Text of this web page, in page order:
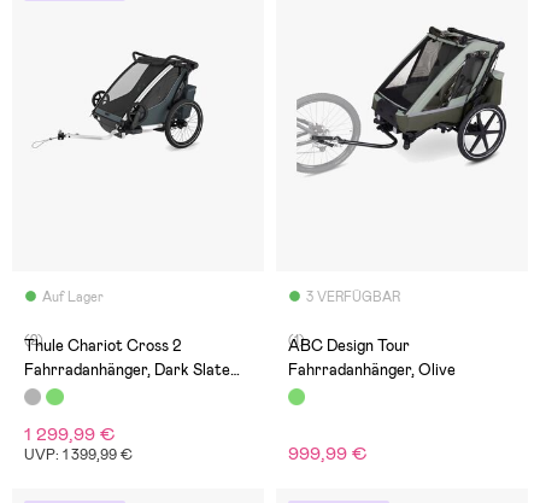
Auf Lager
(2)
Thule Chariot Cross 2
Fahrradanhänger, Dark Slate
G3
1 299,99 €
UVP: 1 399,99 €
3 VERFÜGBAR
(1)
ABC Design Tour
Fahrradanhänger, Olive
999,99 €